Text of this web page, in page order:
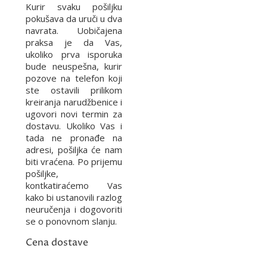
Kurir svaku pošiljku
pokušava da uruči u dva
navrata. Uobičajena
praksa je da Vas,
ukoliko prva isporuka
bude neuspešna, kurir
pozove na telefon koji
ste ostavili prilikom
kreiranja narudžbenice i
ugovori novi termin za
dostavu. Ukoliko Vas i
tada ne pronađe na
adresi, pošiljka će nam
biti vraćena. Po prijemu
pošiljke,
kontkatiraćemo Vas
kako bi ustanovili razlog
neuručenja i dogovoriti
se o ponovnom slanju.
Cena dostave